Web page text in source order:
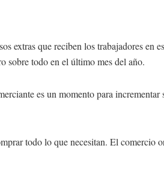
extras que reciben los trabajadores en
sobre todo en el último mes del año.
es un momento para incrementar
todo lo que necesitan. El comercio